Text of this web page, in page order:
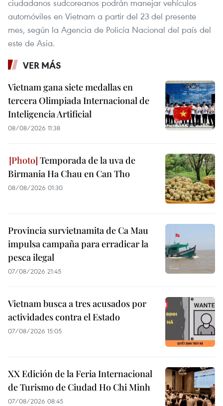
ciudadanos sudcoreanos podrán manejar vehículos
automóviles en Vietnam a partir del 23 del presente
mes, según la Agencia de Policía Nacional del país del
este de Asia.
VER MÁS
Vietnam gana siete medallas en
tercera Olimpiada Internacional de
Inteligencia Artificial
08/08/2026 11:38
Temporada de la uva de
Birmania Ha Chau en Can Tho
08/08/2026 01:30
Provincia survietnamita de Ca Mau
impulsa campaña para erradicar la
pesca ilegal
07/08/2026 21:45
Vietnam busca a tres acusados por
actividades contra el Estado
07/08/2026 15:05
XX Edición de la Feria Internacional
de Turismo de Ciudad Ho Chi Minh
07/08/2026 08:45